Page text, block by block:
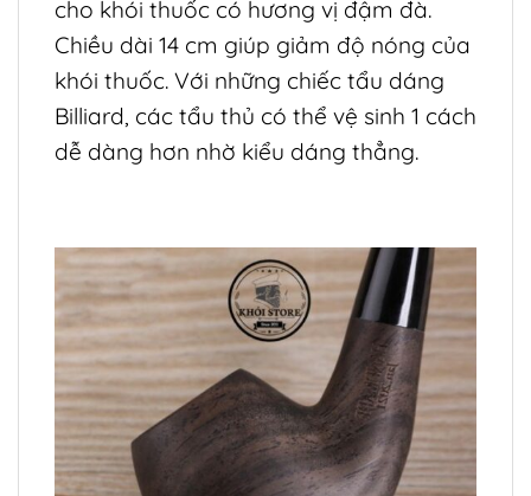
cho khói thuốc có hương vị đậm đà.
Chiều dài 14 cm giúp giảm độ nóng của
khói thuốc. Với những chiếc tẩu dáng
Billiard, các tẩu thủ có thể vệ sinh 1 cách
dễ dàng hơn nhờ kiểu dáng thẳng.